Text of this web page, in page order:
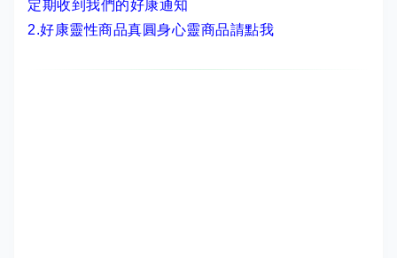
定期收到我們的好康通知
2.好康靈性商品真圓身心靈商品請點我